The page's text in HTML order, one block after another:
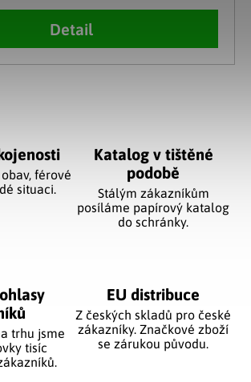
Detail
férové
situaci.
Katalog v tištěné
podobě
Stálým zákazníkům
posíláme papírový katalog
do schránky.
trhu jsme
tisíc
EU distribuce
Z českých skladů pro české
zákazníky. Značkové zboží
se zárukou původu.